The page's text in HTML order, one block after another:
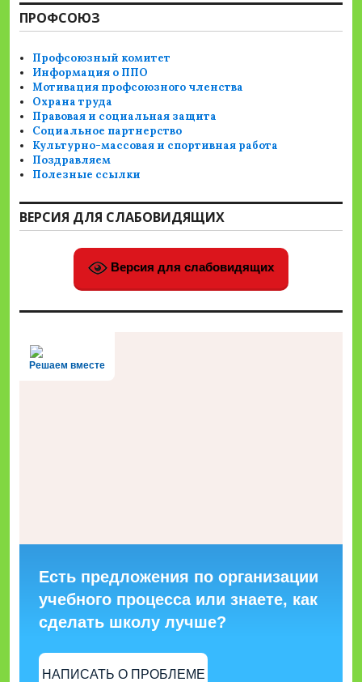
ПРОФСОЮЗ
Профсоюзный комитет
Информация о ППО
Мотивация профсоюзного членства
Охрана труда
Правовая и социальная защита
Социальное партнерство
Культурно-массовая и спортивная работа
Поздравляем
Полезные ссылки
ВЕРСИЯ ДЛЯ СЛАБОВИДЯЩИХ
Версия для слабовидящих
Решаем вместе
Есть предложения по организации
учебного процесса или знаете, как
сделать школу лучше?
НАПИСАТЬ О ПРОБЛЕМЕ